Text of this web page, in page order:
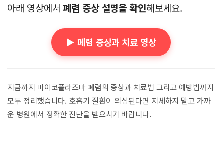
아래 영상에서 폐렴 증상 설명을 확인해보세요.
▶️ 폐렴 증상과 치료 영상
지금까지 마이코플라즈마 폐렴의 증상과 치료법 그리고 예방법까지
모두 정리했습니다. 호흡기 질환이 의심된다면 지체하지 말고 가까
운 병원에서 정확한 진단을 받으시기 바랍니다.